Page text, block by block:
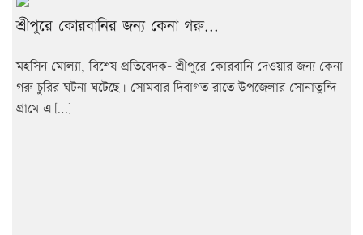
শ্রীপুরে কোরবানির জন্য কেনা গরু...
মহসিন মোল্যা, বিশেষ প্রতিবেদক- শ্রীপুরে কোরবানি দেওয়ার জন্য কেনা
গরু চুরির ঘটনা ঘটেছে। সোমবার দিবাগত রাতে উপজেলার সোনাতুন্দি
গ্রামে এ […]